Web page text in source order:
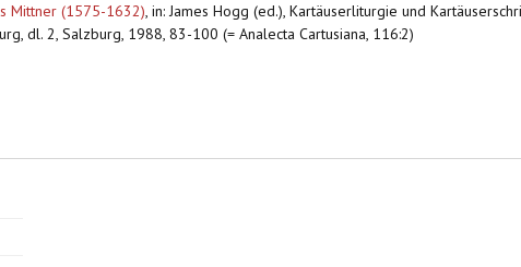
Mittner (1575-1632), in: James Hogg (ed.), Kartäuserliturgie und
dl. 2, Salzburg, 1988, 83-100 (= Analecta Cartusiana, 116:2)